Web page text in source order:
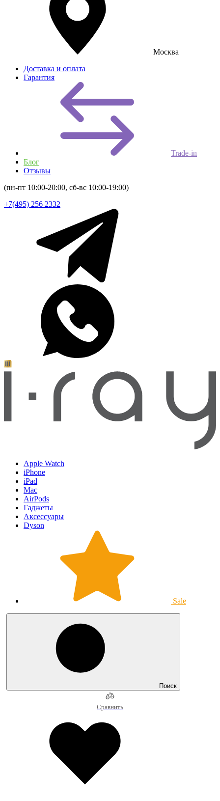
Москва
Доставка и оплата
Гарантия
Trade-in
Блог
Отзывы
(пн-пт 10:00-20:00, сб-вс 10:00-19:00)
+7(495) 256 2332
Apple Watch
iPhone
iPad
Mac
AirPods
Гаджеты
Аксессуары
Dyson
Sale
Поиск
Сравнить